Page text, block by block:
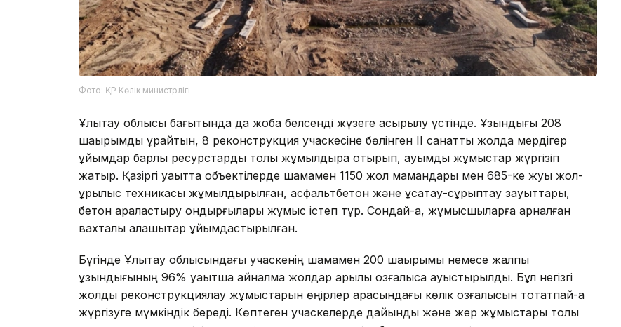
Фото: ҚР Көлік министрлігі
Ұлытау облысы бағытында да жоба белсенді жүзеге асырылу үстінде. Ұзындығы 208
шақырымды құрайтын, 8 реконструкция учаскесіне бөлінген II санатты жолда мердігер
ұйымдар барлық ресурстарды толық жұмылдыра отырып, ауқымды жұмыстар жүргізіп
жатыр. Қазіргі уақытта объектілерде шамамен 1150 жол мамандары мен 685-ке жуық жол-
құрылыс техникасы жұмылдырылған, асфальтбетон және ұсақтау-сұрыптау зауыттары,
бетон араластыру қондырғылары жұмыс істеп тұр. Сондай-ақ, жұмысшыларға арналған
вахталық қалашықтар ұйымдастырылған.
Бүгінде Ұлытау облысындағы учаскенің шамамен 200 шақырымы немесе жалпы
ұзындығының 96% уақытша айналма жолдар арқылы қозғалысқа ауыстырылды. Бұл негізгі
жолды реконструкциялау жұмыстарын өңірлер арасындағы көлік қозғалысын тоқтатпай-ақ
жүргізуге мүмкіндік береді. Көптеген учаскелерде дайындық және жер жұмыстары толық